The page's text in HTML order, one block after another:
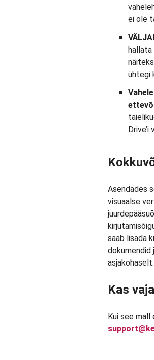
ei ole
hallata
näiteks
ühtegi
Drive’i
Asendades
visuaalse
saab lisada
dokumendid
Kas
Kui see